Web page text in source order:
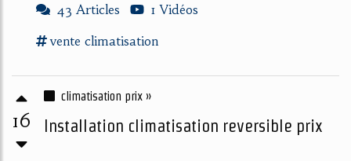
43 Articles
1 Vidéos
vente climatisation
16
climatisation prix »
Installation climatisation reversible prix